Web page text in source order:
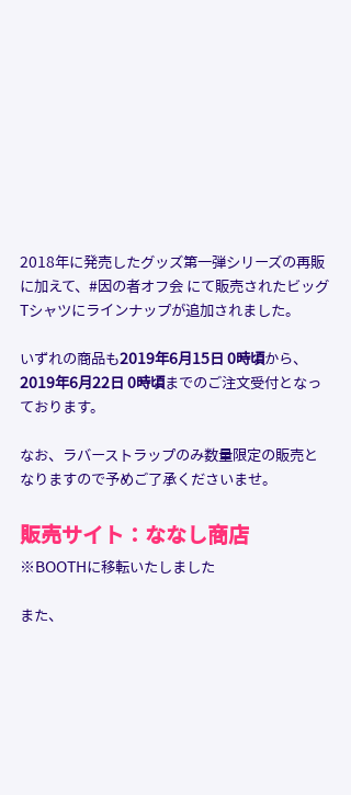
2018年に発売したグッズ第一弾シリーズの再販
に加えて、#因の者オフ会 にて販売されたビッグ
Tシャツにラインナップが追加されました。
いずれの商品も2019年6月15日 0時頃から、
2019年6月22日 0時頃までのご注文受付となっ
ております。
なお、ラバーストラップのみ数量限定の販売と
なりますので予めご了承くださいませ。
販売サイト：ななし商店
※BOOTHに移転いたしました
また、